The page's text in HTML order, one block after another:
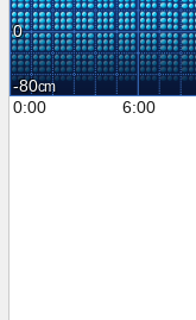
0
-80
0:00
6:00